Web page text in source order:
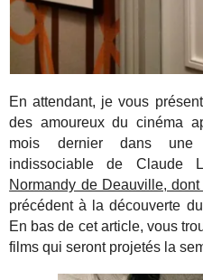
En attendant, je vous
des amoureux du cinéma
mois dernier dans une
indissociable de Claude
Normandy de Deauville,
précédent à la découverte du
En bas de cet article, vous
films qui seront projetés la